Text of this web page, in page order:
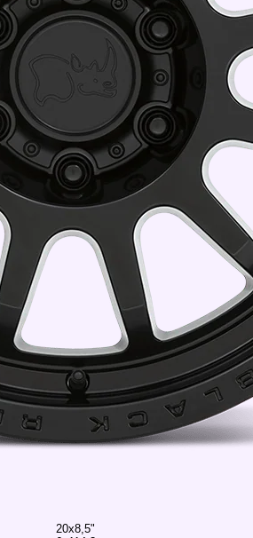
20x8,5"